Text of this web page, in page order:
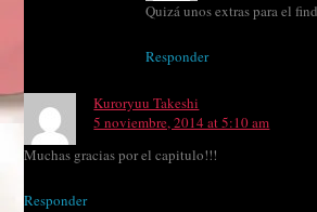
Quizá unos extras para el
Responder
Kuroryuu Takeshi
5 noviembre, 2014 at 5:10 am
Muchas gracias por el capitulo!!!
Responder